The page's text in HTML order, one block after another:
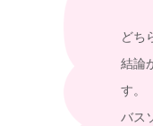
どち
結論
す。
バス